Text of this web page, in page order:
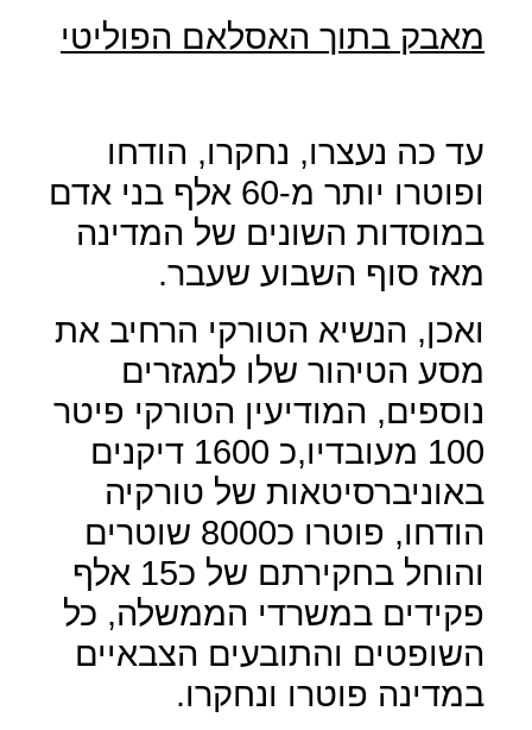
מאבק בתוך האסלאם הפוליטי
עד כה נעצרו, נחקרו, הודחו
ופוטרו יותר מ-60 אלף בני אדם
במוסדות השונים של המדינה
מאז סוף השבוע שעבר.
ואכן, הנשיא הטורקי הרחיב את
מסע הטיהור שלו למגזרים
נוספים, המודיעין הטורקי פיטר
100 מעובדיו,כ 1600 דיקנים
באוניברסיטאות של טורקיה
הודחו, פוטרו כ8000 שוטרים
והוחל בחקירתם של כ15 אלף
פקידים במשרדי הממשלה, כל
השופטים והתובעים הצבאיים
במדינה פוטרו ונחקרו.